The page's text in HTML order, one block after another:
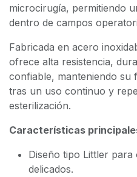
microcirugía, permitiendo
dentro de campos
Fabricada en acero
ofrece alta resistencia,
confiable, manteniendo su
tras un uso continuo y
esterilización.
Características
Diseño tipo Littler para
delicados.